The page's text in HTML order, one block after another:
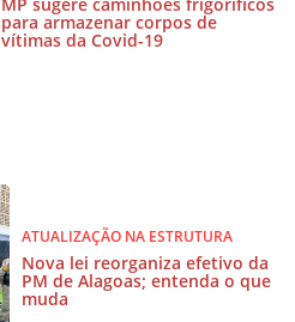
para armazenar corpos de
vítimas da Covid-19
ATUALIZAÇÃO NA ESTRUTURA
Nova lei reorganiza efetivo da
PM de Alagoas; entenda o que
muda